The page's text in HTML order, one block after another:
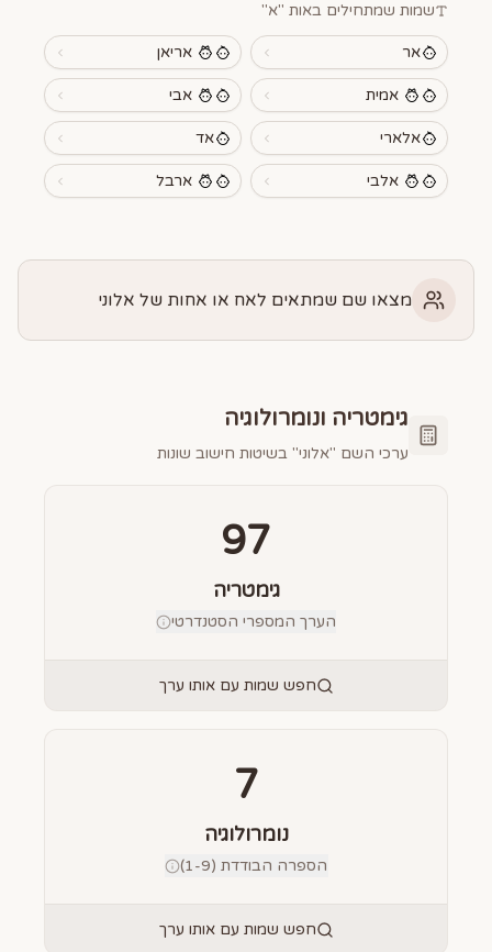
שמות שמתחילים באות "א"
אר אריאן
אמית אבי
אלארי אד
אלבי ארבל
מצאו שם שמתאים לאח או אחות של אלוני
גימטריה ונומרולוגיה
ערכי השם "אלוני" בשיטות חישוב שונות
97
גימטריה
הערך המספרי הסטנדרטי
חפש שמות עם אותו ערך
7
נומרולוגיה
הספרה הבודדת (1-9)
חפש שמות עם אותו ערך